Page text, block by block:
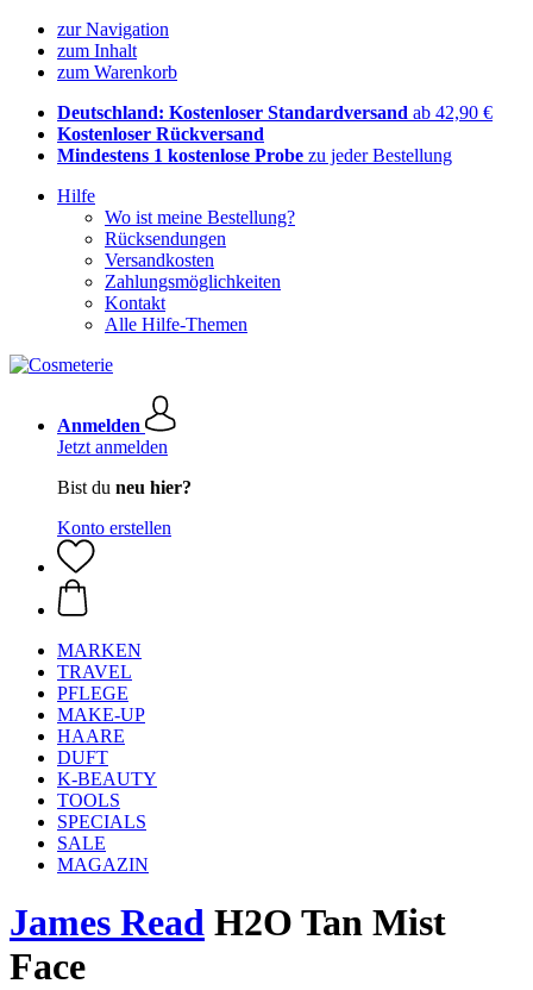
zur Navigation
zum Inhalt
zum Warenkorb
Deutschland: Kostenloser Standardversand ab 42,90 €
Kostenloser Rückversand
Mindestens 1 kostenlose Probe zu jeder Bestellung
Hilfe
Wo ist meine Bestellung?
Rücksendungen
Versandkosten
Zahlungsmöglichkeiten
Kontakt
Alle Hilfe-Themen
Anmelden
Jetzt anmelden
Bist du neu hier?
Konto erstellen
MARKEN
TRAVEL
PFLEGE
MAKE-UP
HAARE
DUFT
K-BEAUTY
TOOLS
SPECIALS
SALE
MAGAZIN
James Read H2O Tan Mist
Face